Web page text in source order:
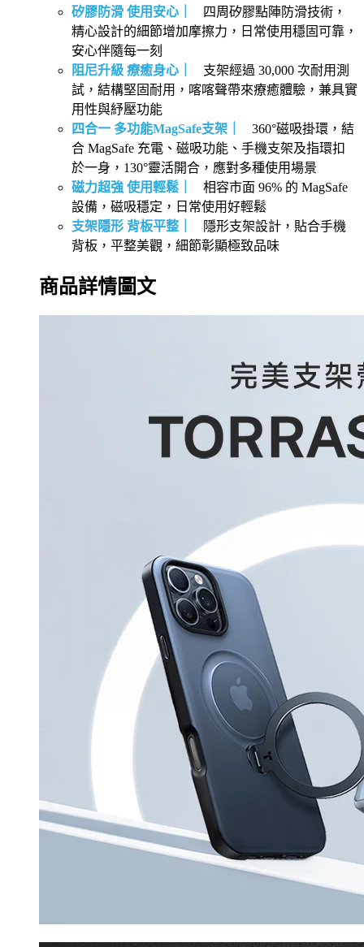
矽膠防滑 使用安心｜
四周矽膠點陣防滑技術，
精心設計的細節增加摩擦力，日常使用穩固可靠，
安心伴隨每一刻
阻尼升級 療癒身心｜
支架經過 30,000 次耐用測
試，結構堅固耐用，喀喀聲帶來療癒體驗，兼具實
用性與紓壓功能
四合一 多功能MagSafe支架｜
360°磁吸掛環，結
合 MagSafe 充電、磁吸功能、手機支架及指環扣
於一身，130°靈活開合，應對多種使用場景
磁力超強 使用輕鬆｜
相容市面 96% 的 MagSafe
設備，磁吸穩定，日常使用好輕鬆
支架隱形 背板平整｜
隱形支架設計，貼合手機
背板，平整美觀，細節彰顯極致品味
商品詳情圖文